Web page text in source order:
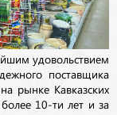
удовольствием
поставщика
рынке Кавказских
10-ти лет и за